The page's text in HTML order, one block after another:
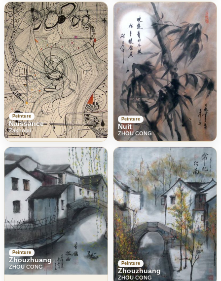
Peinture
Naissance
Zakholai
Peinture
Nuit
ZHOU CONG
Peinture
Zhouzhuang
ZHOU CONG
Peinture
Zhouzhuang
ZHOU CONG